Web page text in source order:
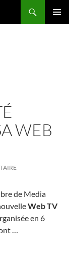
WEB
de Media
Web TV
en 6
…